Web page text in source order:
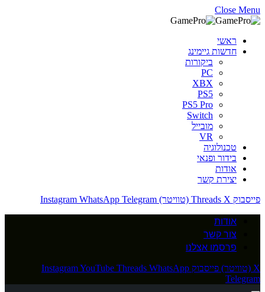
Close Menu
ראשי
חדשות גיימינג
ביקורות
PC
XBX
PS5
PS5 Pro
Switch
מובייל
VR
טכנולוגיה
בידור ופנאי
אודות
יצירת קשר
פייסבוק
Threads X (טוויטר) Instagram WhatsApp Telegram
אודות
צור קשר
פרסמו אצלנו
X (טוויטר) פייסבוק InstagramYouTube Threads WhatsApp
Telegram